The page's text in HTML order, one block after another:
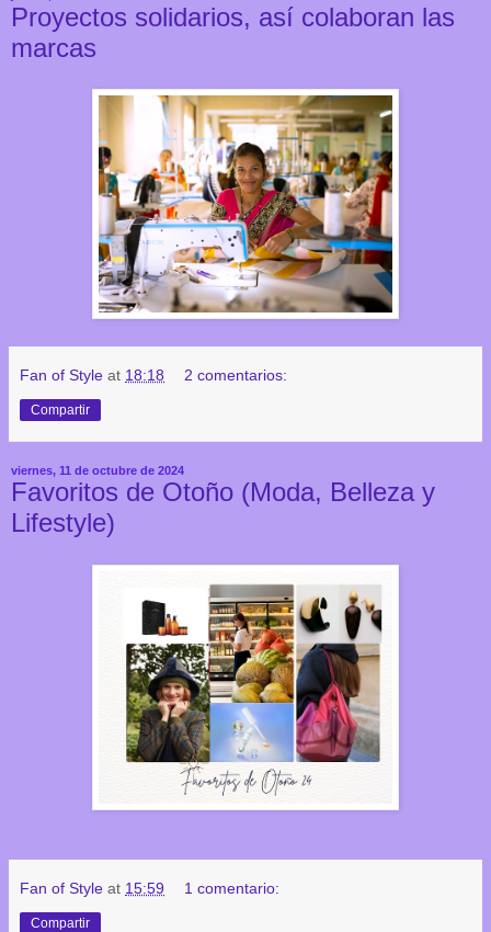
Proyectos solidarios, así colaboran las
marcas
Fan of Style at 18:18 2 comentarios:
Compartir
viernes, 11 de octubre de 2024
Favoritos de Otoño (Moda, Belleza y
Lifestyle)
Fan of Style at 15:59 1 comentario:
Compartir